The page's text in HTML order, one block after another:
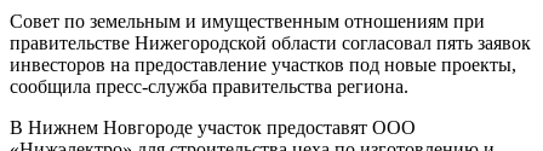
Совет по земельным и имущественным отношениям при
правительстве Нижегородской области согласовал пять заявок
инвесторов на предоставление участков под новые проекты,
сообщила пресс-служба правительства региона.
В Нижнем Новгороде участок предоставят ООО